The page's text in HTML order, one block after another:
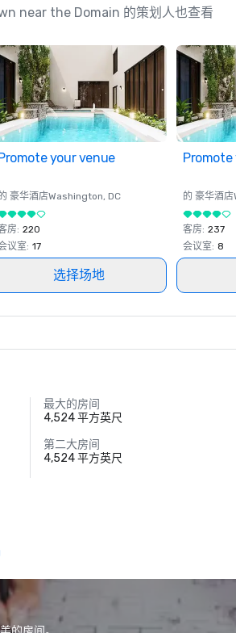
near the Domain 的策划人也查看
your venue
豪华酒店Washington, DC
房: 220
议室: 17
选择场地
的 豪华酒店
客房: 237
会议室: 8
最大的房间
4,524 平方英尺
第二大房间
4,524 平方英尺